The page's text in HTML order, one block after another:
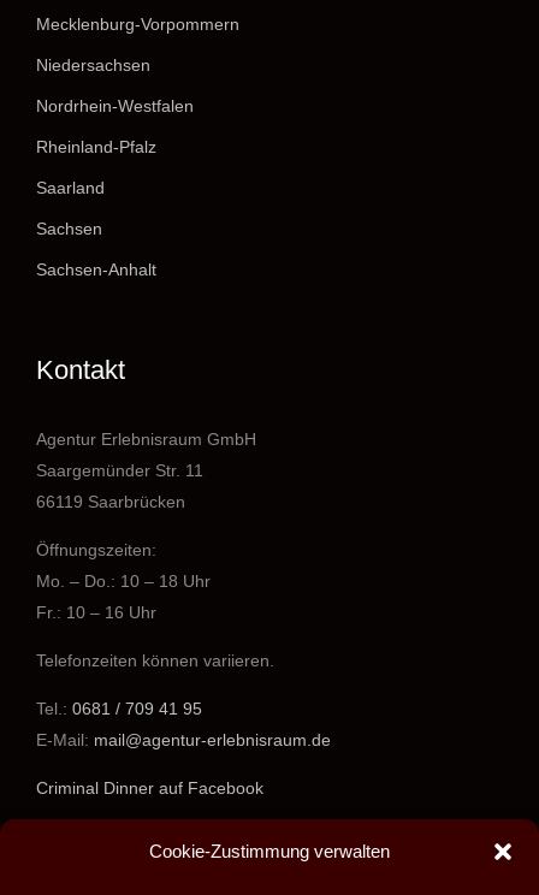
Cookie-Zustimmung verwalten
Mecklenburg-Vorpommern
Niedersachsen
Nordrhein-Westfalen
Rheinland-Pfalz
Saarland
Sachsen
Sachsen-Anhalt
Kontakt
Agentur Erlebnisraum GmbH
Saargemünder Str. 11
66119 Saarbrücken
Öffnungszeiten:
Mo. – Do.: 10 – 18 Uhr
Fr.: 10 – 16 Uhr
Telefonzeiten können variieren.
Tel.: 0681 / 709 41 95
E-Mail: mail@agentur-erlebnisraum.de
Criminal Dinner auf Facebook